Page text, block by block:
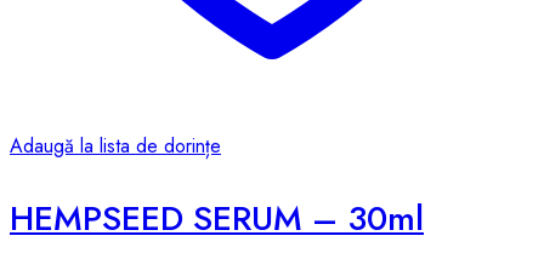
Adaugă la lista de dorințe
HEMPSEED SERUM – 30ml